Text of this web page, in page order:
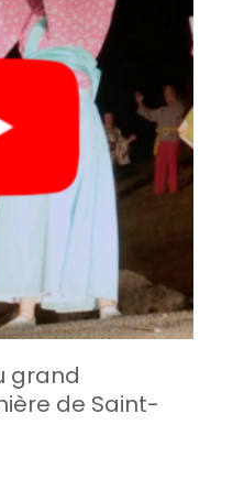
grand
de Saint-